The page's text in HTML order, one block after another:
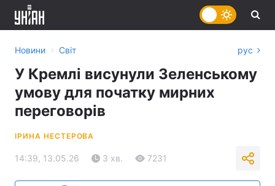
Новини › Світ рус
У Кремлі висунули Зеленському
умову для початку мирних
переговорів
ІРИНА НЕСТЕРОВА
14:39, 13.05.26 3 хв. 7231